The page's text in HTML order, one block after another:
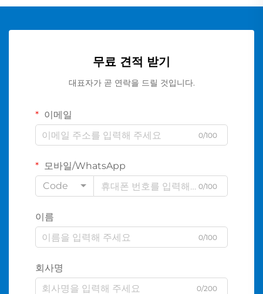
무료 견적 받기
대표자가 곧 연락을 드릴 것입니다.
이메일
0/100
모바일/WhatsApp
Code
0/100
이름
0/100
회사명
0/200